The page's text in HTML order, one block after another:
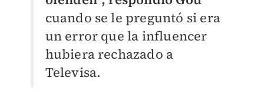
cuando se le preguntó si era
un error que la influencer
hubiera rechazado a
Televisa.